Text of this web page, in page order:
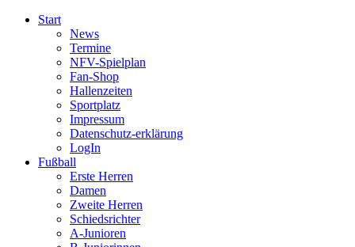
Start
News
Termine
NFV-Spielplan
Fan-Shop
Hallenzeiten
Sportplatz
Impressum
Datenschutz-erklärung
LogIn
Fußball
Erste Herren
Damen
Zweite Herren
Schiedsrichter
A-Junioren